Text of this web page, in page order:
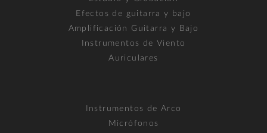
Efectos de guitarra y bajo
Amplificación Guitarra y Bajo
Instrumentos de Viento
Auriculares
Instrumentos de Arco
Micrófonos